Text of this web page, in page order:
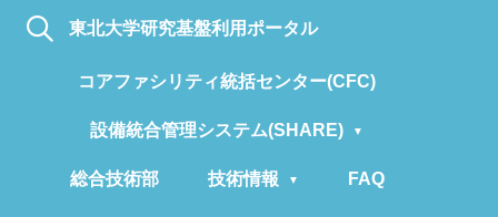
東北大学研究基盤利用ポータル
コアファシリティ統括センター(CFC)
設備統合管理システム(SHARE)
総合技術部 技術情報 FAQ